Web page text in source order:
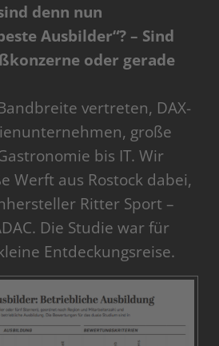
denn nun
Ausbilder“? – Sind
oder gerade
vertreten, DAX-
große
bis IT. Wir
Werft aus Rostock dabei,
Ritter Sport –
Die Studie war für
Entdeckungsreise.